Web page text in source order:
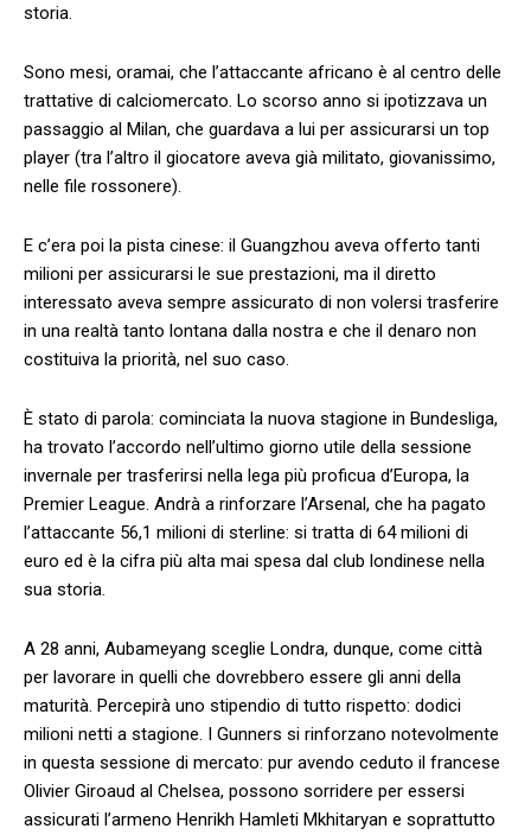
storia.
Sono mesi, oramai, che l’attaccante africano è al centro delle
trattative di calciomercato. Lo scorso anno si ipotizzava un
passaggio al Milan, che guardava a lui per assicurarsi un top
player (tra l’altro il giocatore aveva già militato, giovanissimo,
nelle file rossonere).
E c’era poi la pista cinese: il Guangzhou aveva offerto tanti
milioni per assicurarsi le sue prestazioni, ma il diretto
interessato aveva sempre assicurato di non volersi trasferire
in una realtà tanto lontana dalla nostra e che il denaro non
costituiva la priorità, nel suo caso.
È stato di parola: cominciata la nuova stagione in Bundesliga,
ha trovato l’accordo nell’ultimo giorno utile della sessione
invernale per trasferirsi nella lega più proficua d’Europa, la
Premier League. Andrà a rinforzare l’Arsenal, che ha pagato
l’attaccante 56,1 milioni di sterline: si tratta di 64 milioni di
euro ed è la cifra più alta mai spesa dal club londinese nella
sua storia.
A 28 anni, Aubameyang sceglie Londra, dunque, come città
per lavorare in quelli che dovrebbero essere gli anni della
maturità. Percepirà uno stipendio di tutto rispetto: dodici
milioni netti a stagione. I Gunners si rinforzano notevolmente
in questa sessione di mercato: pur avendo ceduto il francese
Olivier Giroaud al Chelsea, possono sorridere per essersi
assicurati l’armeno Henrikh Hamleti Mkhitaryan e soprattutto